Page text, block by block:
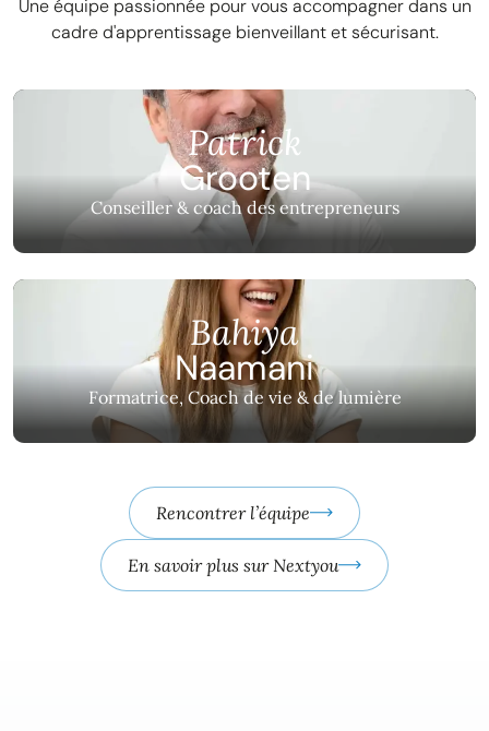
Une équipe passionnée pour vous accompagner dans un
cadre d'apprentissage bienveillant et sécurisant.
Patrick
Grooten
Conseiller & coach des entrepreneurs
Bahiya
Naamani
Formatrice, Coach de vie & de lumière
Rencontrer l’équipe
En savoir plus sur Nextyou